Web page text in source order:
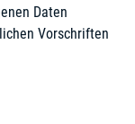
Daten
Vorschriften